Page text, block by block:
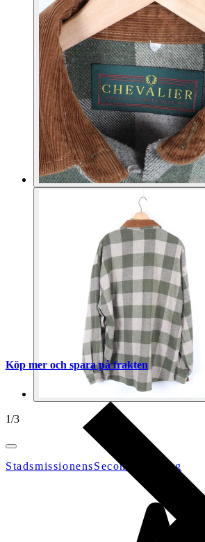
1/3
StadsmissionensSecondhandGbg
Köp mer och spara på frakten